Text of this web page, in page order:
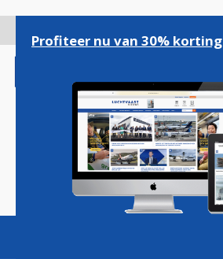
gaan
Magazine Podcasts
Profiteer nu van 30% korting